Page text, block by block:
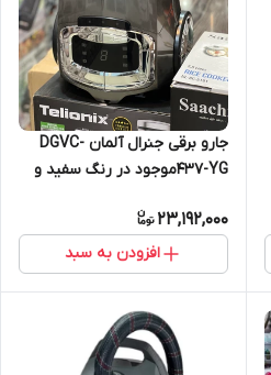
جارو برقی جنرال آلمان DGVC-
437-YGموجود در رنگ سفید و
23,192,000
افزودن به سبد